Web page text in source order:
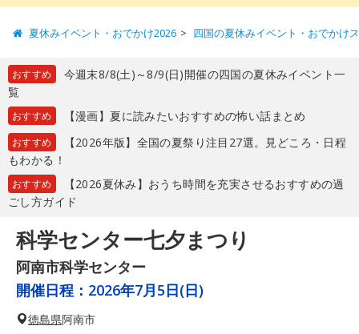
夏休みイベント・おでかけ2026 四国の夏休みイベント・おでかけ
おすすめ
今週末8/8(土)～8/9(日)開催の四国の夏休みイベント一
覧
おすすめ 【漫画】夏に読みたいおすすめの怖い話まとめ
おすすめ
【2026年版】全国の夏祭り注目27選。見どころ・日程
もわかる！
おすすめ
【2026夏休み】おうち時間を充実させるおすすめの過
ごし方ガイド
科学センター七夕まつり
阿南市科学センター
開催日程： 2026年7月5日(日)
徳島県阿南市